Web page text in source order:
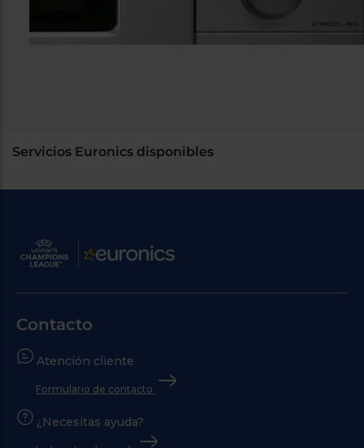
Servicios Euronics disponibles
Contacto
Atención cliente
Formulario de contacto
¿Necesitas ayuda?